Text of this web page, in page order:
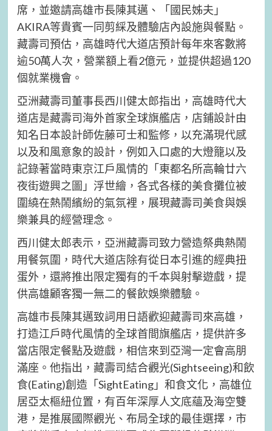
席，並邀請高雄市長陳其邁、「國民姊夫」
AKIRA等貴賓一同剪綵及體驗店內設施與餐點。
藏壽司預估，高雄時代大道店預計每年來客數將
逾50萬人次，營業額上看2億元，並提供超過120
個就業機會。
亞洲藏壽司董事長西川健太郎指出，高雄時代大
道店是藏壽司海外首家全球旗艦店，店鋪設計由
知名日本設計師佐藤可士和監修，以充滿現代感
以及和風意象的設計，例如入口處的大燈籠以及
記錄著當時東京江戶風情的「東都名所高輪廿六
夜街遊興之圖」浮世繪，各式各樣的美食攤位被
圍繞在熱鬧繽紛的氣氛裡，展現藏壽司美食與娛
樂兼具的經營理念。
西川健太郎表示，亞洲藏壽司致力營造祭典熱鬧
用餐氛圍，時代大道店除有從日本引進的經典扭
蛋外，還將推出限定獨有的千本與射擊遊戲，提
供高雄顧客獨一無二的餐飲娛樂體驗。
高雄市長陳其邁致詞用日語歡迎藏壽司來高雄，
打造江戶時代風情的全球首間旗艦店，提供許多
當店限定餐點及遊戲，相信來到亞灣一定會高朋
滿座。他指出，藏壽司結合觀光(Sightseeing)和飲
食(Eating)創造「SightEating」和食文化，高雄位
居亞太樞紐位置，有百年深厚人文底蘊及海空雙
港，是推展國際觀光、布局全球的最佳選擇，市